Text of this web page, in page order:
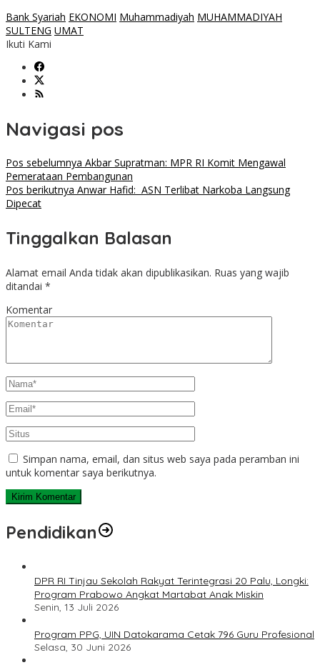
Bank Syariah EKONOMI Muhammadiyah MUHAMMADIYAH
SULTENG UMAT
Ikuti Kami
Navigasi pos
Pos sebelumnya Akbar Supratman: MPR RI Komit Mengawal
Pemerataan Pembangunan
Pos berikutnya Anwar Hafid: ASN Terlibat Narkoba Langsung
Dipecat
Tinggalkan Balasan
Alamat email Anda tidak akan dipublikasikan. Ruas yang wajib
ditandai *
Komentar
Simpan nama, email, dan situs web saya pada peramban ini
untuk komentar saya berikutnya.
Pendidikan
DPR RI Tinjau Sekolah Rakyat Terintegrasi 20 Palu, Longki:
Program Prabowo Angkat Martabat Anak Miskin
Senin, 13 Juli 2026
Program PPG, UIN Datokarama Cetak 796 Guru Profesional
Selasa, 30 Juni 2026